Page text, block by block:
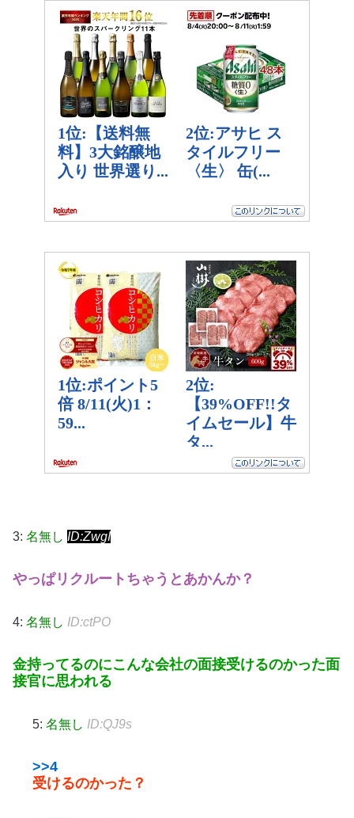
3: 名無し ID:ZwgI
やっぱリクルートちゃうとあかんか？
4: 名無し ID:ctPO
金持ってるのにこんな会社の面接受けるのかった面
接官に思われる
5: 名無し ID:QJ9s
>>4
受けるのかった？